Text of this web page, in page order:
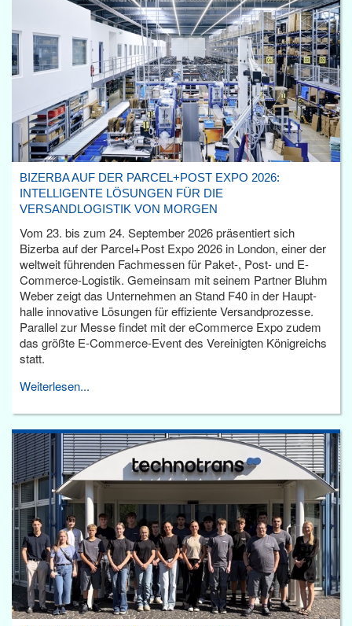
BIZERBA AUF DER PARCEL+POST EXPO 2026:
INTELLIGENTE LÖSUNGEN FÜR DIE
VERSANDLOGISTIK VON MORGEN
Vom 23. bis zum 24. September 2026 präsentiert sich
Bizerba auf der Parcel+Post Expo 2026 in London, einer der
weltweit führenden Fachmessen für Paket-, Post- und E-
Commerce-Logistik. Gemeinsam mit seinem Partner Bluhm
Weber zeigt das Unternehmen an Stand F40 in der Haupt­
halle innovative Lösungen für effiziente Versandprozesse.
Parallel zur Messe findet mit der eCommerce Expo zudem
das größte E-Commerce-Event des Vereinigten Königreichs
statt.
Weiterlesen...